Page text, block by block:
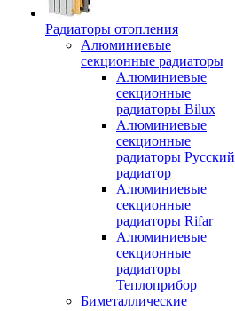
Радиаторы отопления
Алюминиевые
секционные радиаторы
Алюминиевые
секционные
радиаторы Bilux
Алюминиевые
секционные
радиаторы Русский
радиатор
Алюминиевые
секционные
радиаторы Rifar
Алюминиевые
секционные
радиаторы
Теплоприбор
Биметаллические